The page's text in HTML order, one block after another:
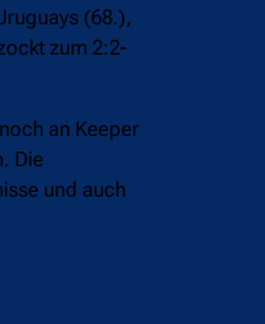
(68.),
zum 2:2-
an Keeper
Die
und auch